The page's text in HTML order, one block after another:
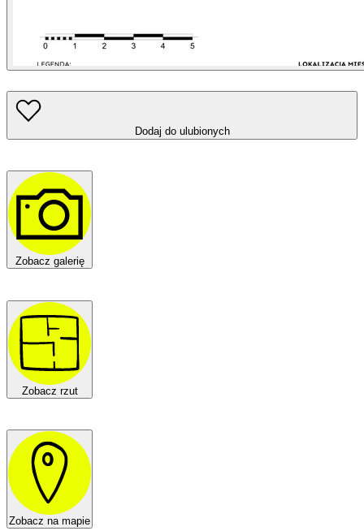
Dodaj do ulubionych
Zobacz galerię
Zobacz rzut
Zobacz na mapie